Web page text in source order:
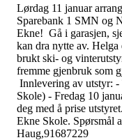
Lørdag 11 januar
Sparebank 1 SMN og
Ekne! Gå i garasjen,
kan dra nytte av.
brukt ski- og
fremme gjenbruk som
Innlevering av utstyr:
Skole) - Fredag 10
deg med å prise
Ekne Skole. Spørsmål
Haug,91687229